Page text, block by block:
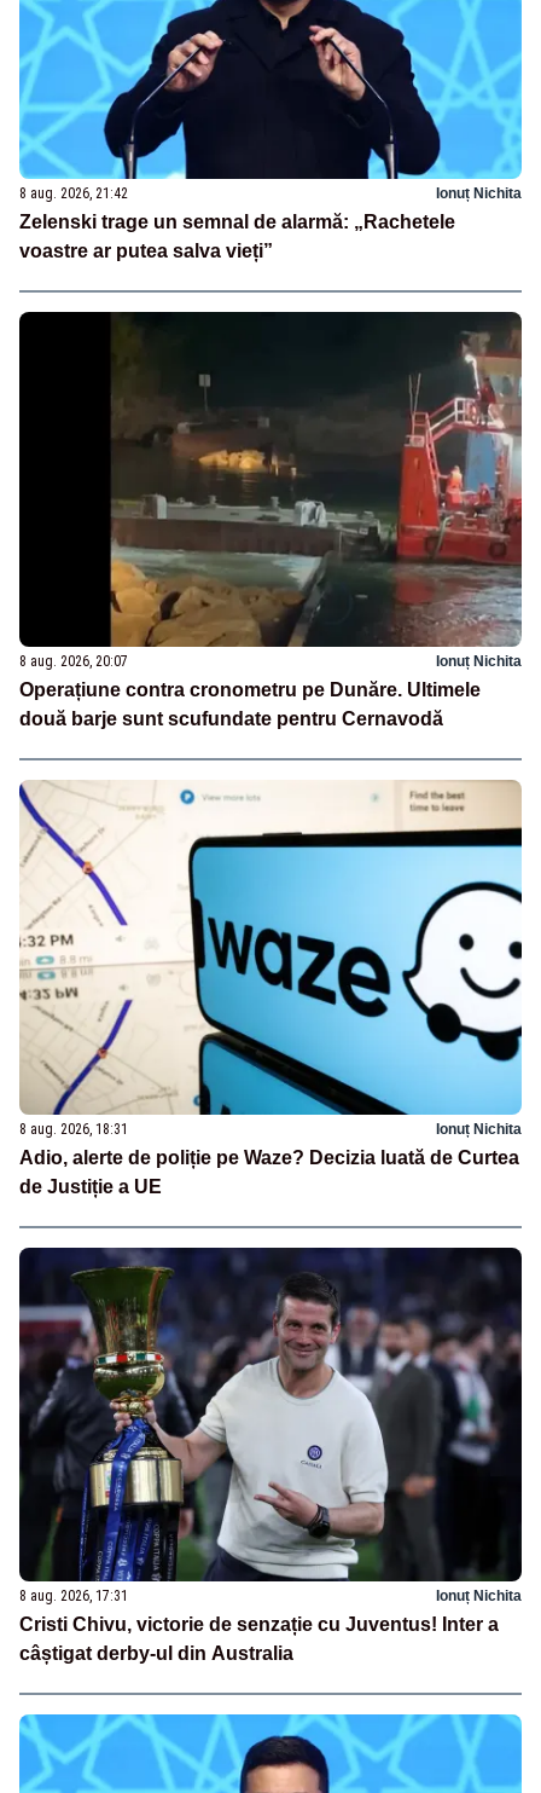
8 aug. 2026, 21:42 Ionuț Nichita
Zelenski trage un semnal de alarmă: „Rachetele
voastre ar putea salva vieți”
8 aug. 2026, 20:07 Ionuț Nichita
Operațiune contra cronometru pe Dunăre. Ultimele
două barje sunt scufundate pentru Cernavodă
8 aug. 2026, 18:31 Ionuț Nichita
Adio, alerte de poliție pe Waze? Decizia luată de Curtea
de Justiție a UE
8 aug. 2026, 17:31 Ionuț Nichita
Cristi Chivu, victorie de senzație cu Juventus! Inter a
câștigat derby-ul din Australia